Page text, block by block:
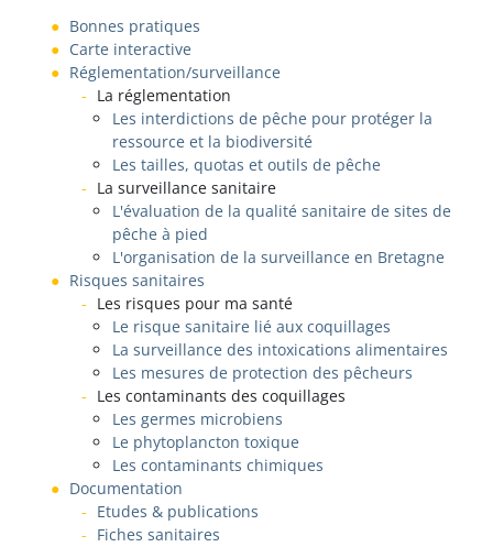
Bonnes pratiques
Carte interactive
Réglementation/surveillance
La réglementation
Les interdictions de pêche pour protéger la
ressource et la biodiversité
Les tailles, quotas et outils de pêche
La surveillance sanitaire
L'évaluation de la qualité sanitaire de sites de
pêche à pied
L'organisation de la surveillance en Bretagne
Risques sanitaires
Les risques pour ma santé
Le risque sanitaire lié aux coquillages
La surveillance des intoxications alimentaires
Les mesures de protection des pêcheurs
Les contaminants des coquillages
Les germes microbiens
Le phytoplancton toxique
Les contaminants chimiques
Documentation
Etudes & publications
Fiches sanitaires